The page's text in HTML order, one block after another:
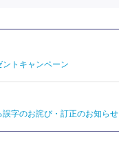
トキャンペーン
字のお詫び・訂正のお知らせ